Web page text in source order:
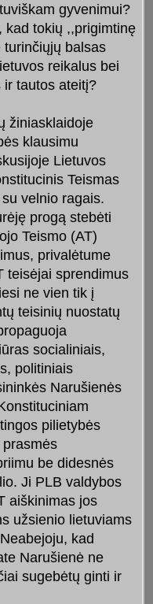
gyvenimui?
kad tokių ,,prigimtinę
turinčiųjų balsas
reikalus bei
ir tautos ateitį?
žiniasklaidoje
klausimu
Lietuvos
Teismas
velnio ragais.
progą stebėti
Teismo (AT)
privalėtume
teisėjai sprendimus
ne vien tik į
teisinių nuostatų
socialiniais,
politiniais
Narušienės
pilietybės
prasmės
be didesnės
Ji PLB valdybos
aiškinimas jos
užsienio lietuviams
kad
Narušienė ne
sugebėtų ginti ir